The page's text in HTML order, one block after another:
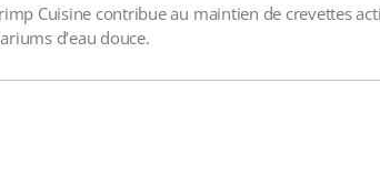
Cuisine contribue au maintien de crevettes
d’eau douce.